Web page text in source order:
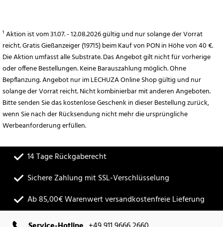
¹ Aktion ist vom 31.07. - 12.08.2026 gültig und nur solange der Vorrat
reicht. Gratis Gießanzeiger (19715) beim Kauf von PON in Höhe von 40 €.
Die Aktion umfasst alle Substrate. Das Angebot gilt nicht für vorherige
oder offene Bestellungen. Keine Barauszahlung möglich. Ohne
Bepflanzung. Angebot nur im LECHUZA Online Shop gültig und nur
solange der Vorrat reicht. Nicht kombinierbar mit anderen Angeboten.
Bitte senden Sie das kostenlose Geschenk in dieser Bestellung zurück,
wenn Sie nach der Rücksendung nicht mehr die ursprüngliche
Werbeanforderung erfüllen.
14 Tage Rückgaberecht
Sichere Zahlung mit SSL-Verschlüsselung
Ab 85,00€ Warenwert versandkostenfreie Lieferung